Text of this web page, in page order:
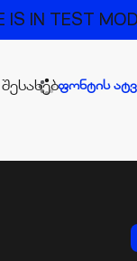
IS IN TEST
ფონტის